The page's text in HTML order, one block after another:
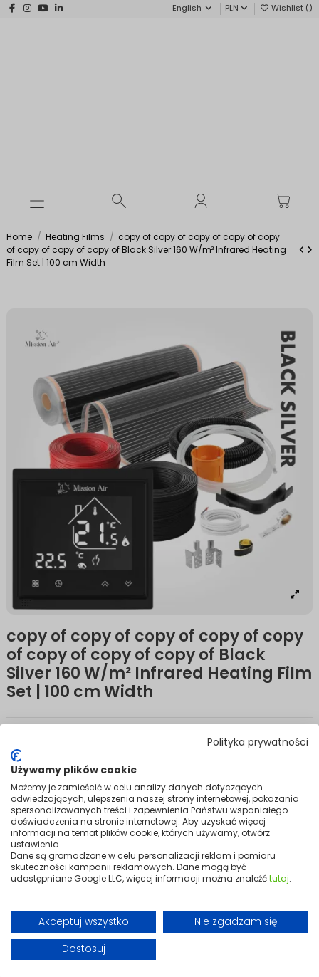
Polityka prywatności
Używamy plików cookie
Możemy je zamieścić w celu analizy danych dotyczących
odwiedzających, ulepszenia naszej strony internetowej, pokazania
spersonalizowanych treści i zapewnienia Państwu wspaniałego
doświadczenia na stronie internetowej. Aby uzyskać więcej
informacji na temat plików cookie, których używamy, otwórz
ustawienia.
Dane są gromadzone w celu personalizacji reklam i pomiaru
skuteczności kampanii reklamowych. Dane mogą być
udostępniane Google LLC, więcej informacji można znaleźćtutaj.
Akceptuj wszystko
Nie zgadzam się
Dostosuj
English PLN Wishlist ()
Home Heating Films
copy of copy of copy of copy of copy
of copy of copy of copy of Black Silver 160 W/m² Infrared Heating
Film Set | 100 cm Width
copy of copy of copy of copy of copy
of copy of copy of copy of Black
Silver 160 W/m² Infrared Heating Film
Set | 100 cm Width
An energy-efficient, eco-friendly heat source suited to homes, flats,
and offices. Infrared technology warms people and objects directly
rather than the air — delivering a pleasant, comfortable warmth that
feels more natural and wastes less energy.
High energy efficiency and straightforward installation make it a
practical choice. It lays flat beneath panel flooring, works quickly, and
requires no ongoing maintenance.
Mounting accessories are included in the kit, so the system is ready to
install and use straight away — delivering reliable heating
performance for years to come.